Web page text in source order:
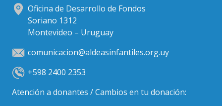
Oficina de Desarrollo de Fondos
Soriano 1312
Montevideo – Uruguay
comunicacion@aldeasinfantiles.org.uy
+598 2400 2353
Atención a donantes / Cambios en tu donación: